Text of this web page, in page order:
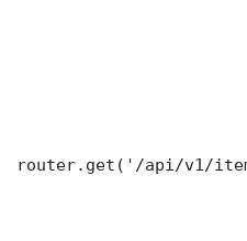
router.get('/api/v1/